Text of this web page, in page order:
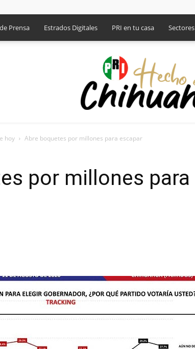
Prensa Estrados Digitales PRI en tu casa Sectores
CDE
hoy Abre boquetes por millones para escapar
por millones para